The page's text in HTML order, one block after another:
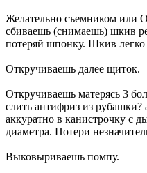
Желательно съемником или
сбиваешь (снимаешь) шкив
потеряй шпонку. Шкив легко
Откручиваешь далее щиток.
Откручиваешь матерясь 3
слить антифриз из рубашки?
аккуратно в канистрочку с
диаметра. Потери
Выковыриваешь помпу.